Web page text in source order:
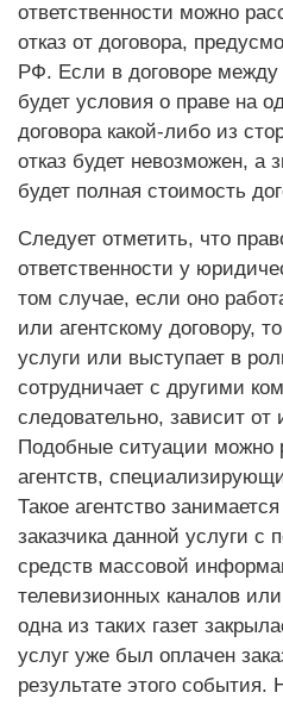
ответственности можно
отказ от договора,
РФ. Если в договоре
будет условия о праве на
договора какой-либо из
отказ будет невозможен, а
будет полная стоимость
Следует отметить, что
ответственности у
том случае, если оно
или агентскому договору,
услуги или выступает в
сотрудничает с другими
следовательно, зависит от
Подобные ситуации можно
агентств,
Такое агентство
заказчика данной услуги
средств массовой
телевизионных каналов
одна из таких газет
услуг уже был оплачен
результате этого события.